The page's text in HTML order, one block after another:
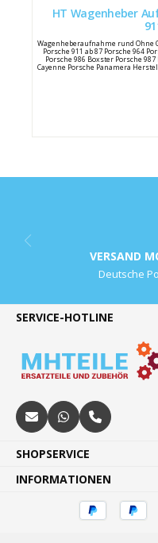
HT Wagenheber Aufnahme
Wagenheberaufnahme rund Ohne
Porsche 911 ab 87 Porsche 964
Porsche 986 Boxster Porsche
Cayenne Porsche Panamera
VERSAND
Deutsche
SERVICE-HOTLINE
SHOPSERVICE
INFORMATIONEN